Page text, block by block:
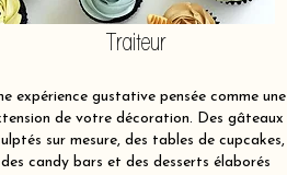
Traiteur
expérience gustative pensée comme une
de votre décoration. Des gâteaux
sur mesure, des tables de cupcakes,
des candy bars et des desserts élaborés